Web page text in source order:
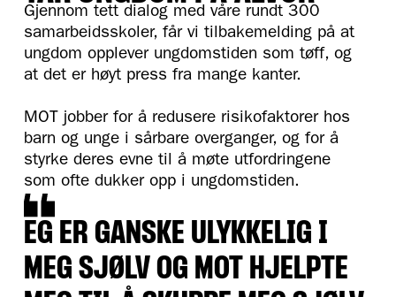
Gjennom tett dialog med våre rundt 300
samarbeidsskoler, får vi tilbakemelding på at
ungdom opplever ungdomstiden som tøff, og
at det er høyt press fra mange kanter.
MOT jobber for å redusere risikofaktorer hos
barn og unge i sårbare overganger, og for å
styrke deres evne til å møte utfordringene
som ofte dukker opp i ungdomstiden.
EG ER GANSKE ULYKKELIG I
MEG SJØLV OG MOT HJELPTE